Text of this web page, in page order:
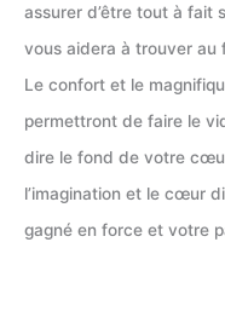
assurer d’être tout à fait
vous aidera à trouver au
Le confort et le
permettront de faire le
dire le fond de votre
l’imagination et le cœur
gagné en force et votre